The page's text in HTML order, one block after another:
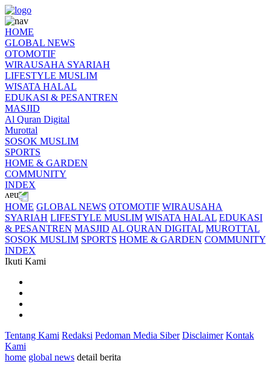
HOME
GLOBAL NEWS
OTOMOTIF
WIRAUSAHA SYARIAH
LIFESTYLE MUSLIM
WISATA HALAL
EDUKASI & PESANTREN
MASJID
Al Quran Digital
Murottal
SOSOK MUSLIM
SPORTS
HOME & GARDEN
COMMUNITY
INDEX
HOME GLOBAL NEWS OTOMOTIF WIRAUSAHA
SYARIAH LIFESTYLE MUSLIM WISATA HALAL EDUKASI
& PESANTREN MASJID AL QURAN DIGITAL MUROTTAL
SOSOK MUSLIM SPORTS HOME & GARDEN COMMUNITY
INDEX
Ikuti Kami
Tentang Kami Redaksi Pedoman Media Siber Disclaimer Kontak
Kami
home global news detail berita